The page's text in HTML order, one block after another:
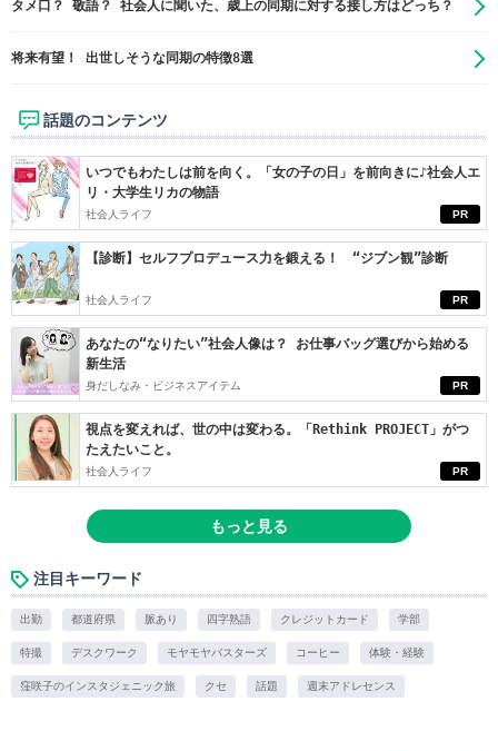
タメ口？ 敬語？ 社会人に聞いた、歳上の同期に対する接し方はどっち？
将来有望！ 出世しそうな同期の特徴8選
話題のコンテンツ
PR
いつでもわたしは前を向く。「女の子の日」を前向きに♪社会人エ
リ・大学生リカの物語
社会人ライフ
PR
【診断】セルフプロデュース力を鍛える！ “ジブン観”診断
社会人ライフ
PR
あなたの“なりたい”社会人像は？ お仕事バッグ選びから始める
新生活
身だしなみ・ビジネスアイテム
PR
視点を変えれば、世の中は変わる。「Rethink PROJECT」がつ
たえたいこと。
社会人ライフ
もっと見る
注目キーワード
出勤 都道府県 脈あり 四字熟語 クレジットカード 学部
特撮 デスクワーク モヤモヤバスターズ コーヒー 体験・経験
窪咲子のインスタジェニック旅 クセ 話題 週末アドレセンス